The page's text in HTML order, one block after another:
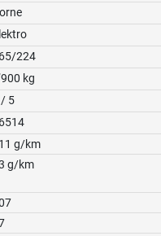
224
kg
/ 5
g/km
g/km